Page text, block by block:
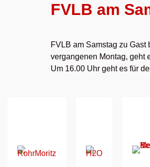
FVLB am
FVLB am Samstag zu
vergangenen Montag, geht
Um 16.00 Uhr geht es für